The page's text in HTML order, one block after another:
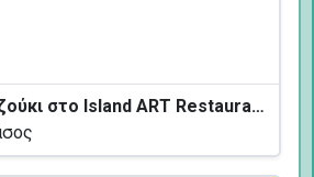
Βραδιά με μπουζούκι στο Island ART Restaurant